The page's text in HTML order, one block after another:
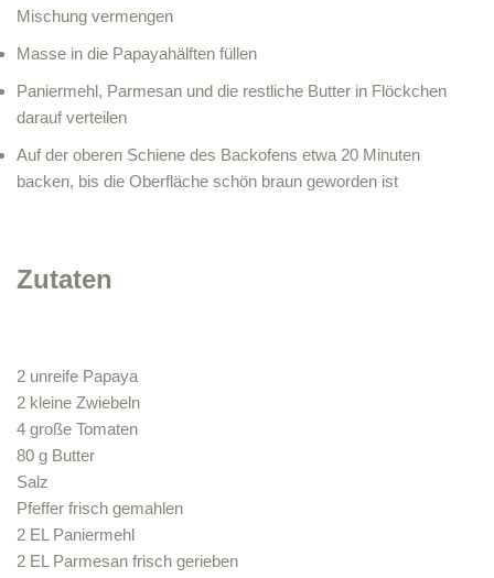
Mischung vermengen
Masse in die Papayahälften füllen
Paniermehl, Parmesan und die restliche Butter in Flöckchen
darauf verteilen
Auf der oberen Schiene des Backofens etwa 20 Minuten
backen, bis die Oberfläche schön braun geworden ist
Zutaten
2 unreife Papaya
2 kleine Zwiebeln
4 große Tomaten
80 g Butter
Salz
Pfeffer frisch gemahlen
2 EL Paniermehl
2 EL Parmesan frisch gerieben